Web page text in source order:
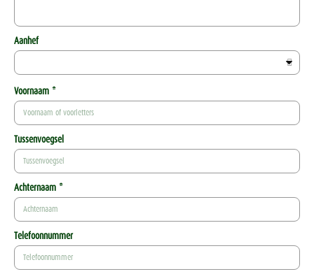
Aanhef
Voornaam *
Tussenvoegsel
Achternaam *
Telefoonnummer